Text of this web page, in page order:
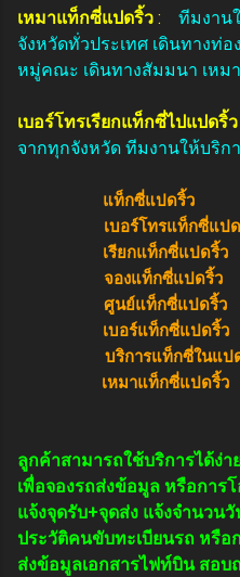
เหมาแท็กซี่แปดริ้ว :
ทีมงาน
จังหวัดทั่วประเทศ เดินทางท่อ
หมู่คณะ เดินทางสัมมนา เหม
เบอร์โทรเรียกแท็กซี่ไปแปดริ้ว
จากทุกจังหวัด ทีมงานให้บริ
แท็กซี่แปด
เบอร์โทรแท็กซี่แป
เรียกแท็กซี่แป
จองแท็กซี่แป
ศูนย์แท็กซี่แป
เบอร์แท็กซี่แป
บริการแท็กซี่ในแป
เหมาแท็กซี่แป
ลูกค้าสามารถใช้บริการได้ง่
เพื่อจองรถส่งข้อมูล หรือการ
แจ้งจุดรับ+จุดส่ง แจ้งจำนวน
ประวัติคนขับทะเบียนรถ หรือ
ส่งข้อมูลเอกสารไฟท์บิน สอบ